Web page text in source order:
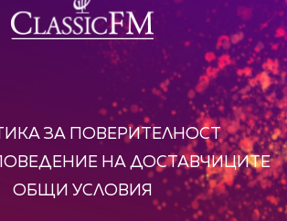
ЗА ПОВЕРИТЕЛНОСТ
НА ДОСТАВЧИЦИТЕ
ОБЩИ УСЛОВИЯ